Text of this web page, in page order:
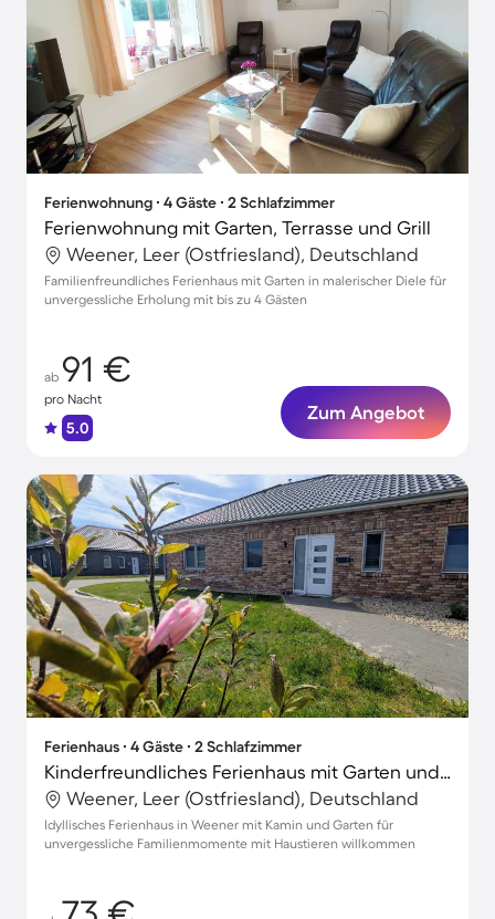
Ferienwohnung ∙ 4 Gäste ∙ 2 Schlafzimmer
Ferienwohnung mit Garten, Terrasse und Grill
Weener, Leer (Ostfriesland), Deutschland
Familienfreundliches Ferienhaus mit Garten in malerischer Diele für
unvergessliche Erholung mit bis zu 4 Gästen
ab 91 €
pro Nacht
5.0
Zum Angebot
Ferienhaus ∙ 4 Gäste ∙ 2 Schlafzimmer
Kinderfreundliches Ferienhaus mit Garten und Terrasse | Perfekt für die Arbeit von Zuhause
Weener, Leer (Ostfriesland), Deutschland
Idyllisches Ferienhaus in Weener mit Kamin und Garten für
unvergessliche Familienmomente mit Haustieren willkommen